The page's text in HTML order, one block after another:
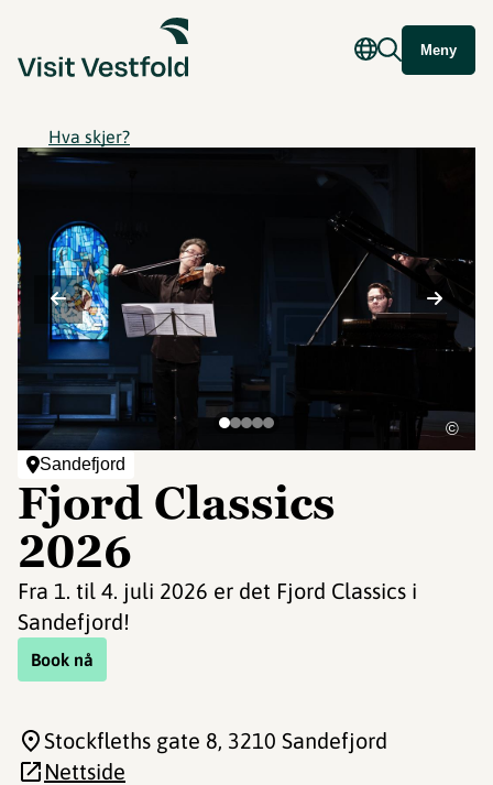
Meny
Hva skjer?
Sandefjord
Fjord Classics
2026
Fra 1. til 4. juli 2026 er det Fjord Classics i
Sandefjord!
Book nå
©
Stockfleths gate 8, 3210 Sandefjord
Nettside